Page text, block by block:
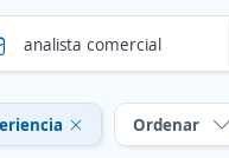
Ordenar